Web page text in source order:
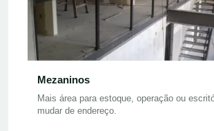
Mezaninos
Mais área para estoque, operação ou
mudar de endereço.